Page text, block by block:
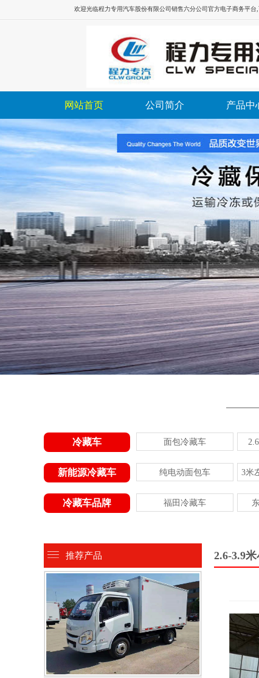
欢迎光临程力专用汽车股份有限公司销售六分公司官方电子商务平台
网站首页 公司简介 产品中
冷藏车 面包冷藏车
新能源冷藏车 纯电动面包车 3米
冷藏车品牌 福田冷藏车
推荐产品 2.6-3.9